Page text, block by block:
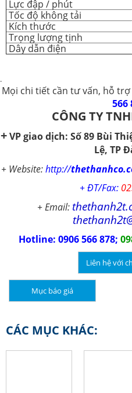
Lực đập / phút
Tốc độ không tải
Kích thước
Trọng lượng tịnh
Dây dẫn điện
.
Mọi chi tiết cần tư vấn, hỗ trợ
566
CÔNG TY
+ VP giao dịch: Số 89 Bùi
Lệ, TP
+ Website: http://
+ ĐT/Fax:
+ Email:
Hotline: 0906 566 878;
Liên hệ với
Mục báo giá
CÁC MỤC KHÁC: